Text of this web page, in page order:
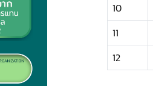
10
11
12